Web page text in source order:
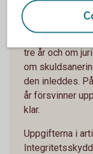
Hur länge
tre år och om
om
den inleddes.
år försvinner
klar.
Uppgifterna i